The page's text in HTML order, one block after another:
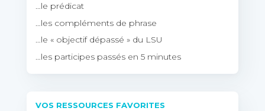
…le prédicat
…les compléments de phrase
…le « objectif dépassé » du LSU
…les participes passés en 5 minutes
VOS RESSOURCES FAVORITES